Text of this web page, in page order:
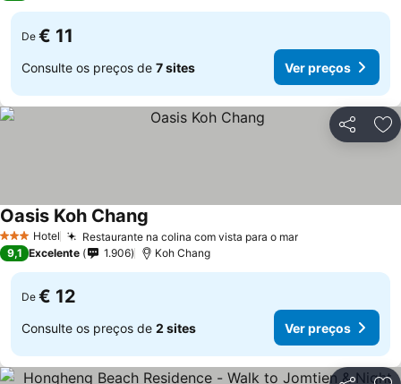
De € 11
Consulte os preços de 7 sites Ver preços
Partilhar
3 EstrelasHotel Restaurante na colina com vista para o mar
Oasis Koh Chang
9,1 Excelente 1.906 Koh Chang
De € 12
Consulte os preços de 2 sites Ver preços